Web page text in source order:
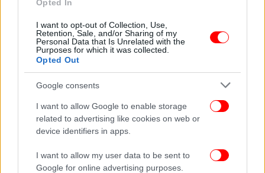
Opted In
I want to opt-out of Collection, Use,
Retention, Sale, and/or Sharing of my
Personal Data that Is Unrelated with the
Purposes for which it was collected.
Opted Out
Google consents
I want to allow Google to enable storage
related to advertising like cookies on web or
device identifiers in apps.
I want to allow my user data to be sent to
Google for online advertising purposes.
Αναφερόμενος ειδικά στον πρωτογενή τομέα,
τόνισε ότι η κυβέρνηση επεκτείνει την επιδότηση
dieselγια τον Μάιο και συνεχίζει τη στήριξη